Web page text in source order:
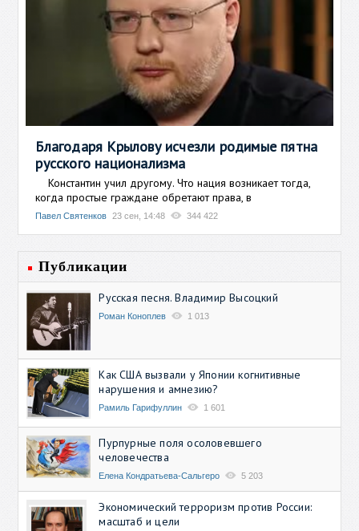
Благодаря Крылову исчезли родимые пятна
русского национализма
Константин учил другому. Что нация возникает тогда,
когда простые граждане обретают права, в
Павел Святенков 23 сен, 14:48 344 422
Публикации
Русская песня. Владимир Высоцкий
Роман Коноплев 1 013
Как США вызвали у Японии когнитивные
нарушения и амнезию?
Рамиль Гарифуллин 1 601
Пурпурные поля осоловевшего
человечества
Елена Кондратьева-Сальгеро 5 203
Экономический терроризм против России:
масштаб и цели